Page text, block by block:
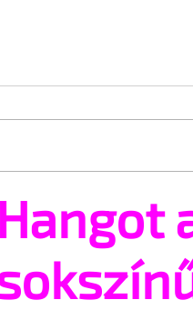
30 éve
együttes
Hangot